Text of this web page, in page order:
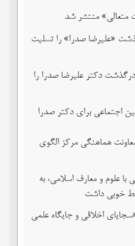
متعالی» منتشر شد
«علیرضا صدرا» را تسلیت
دکتر علیرضا صدرا را
اجتماعی برای دکتر صدرا
هماهنگی مرکز الگوی
با علوم و معارف اسلامی، به
خوبی داشت
اخلاقی و جایگاه علمی